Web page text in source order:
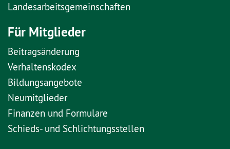
Landesarbeitsgemeinschaften
Für Mitglieder
Beitragsänderung
Verhaltenskodex
Bildungsangebote
Neumitglieder
Finanzen und Formulare
Schieds- und Schlichtungsstellen